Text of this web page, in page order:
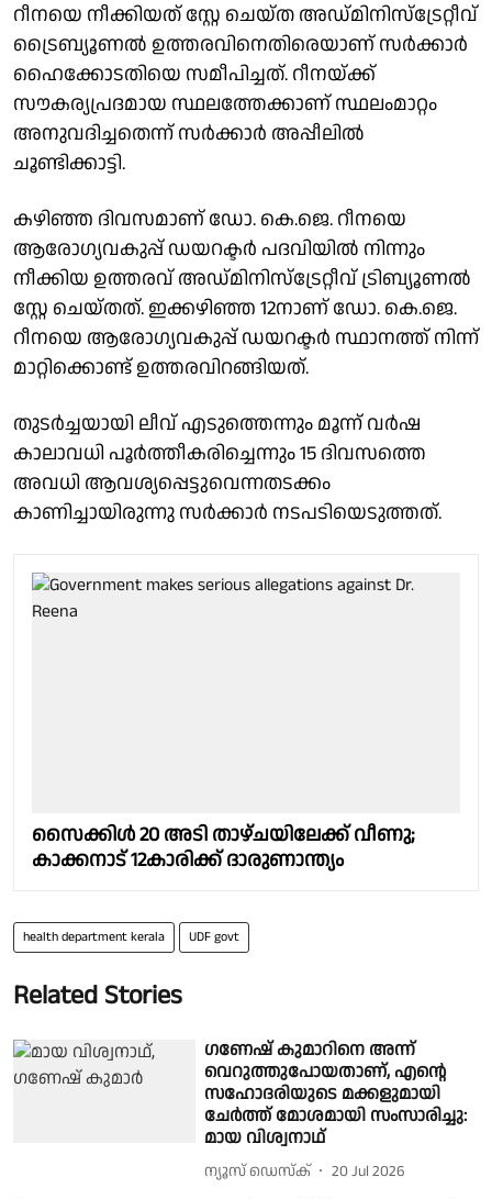
റീനയെ നീക്കിയത് സ്റ്റേ ചെയ്ത അഡ്മിനിസ്ട്രേറ്റീവ്
ട്രൈബ്യൂണൽ ഉത്തരവിനെതിരെയാണ് സർക്കാർ
ഹൈക്കോടതിയെ സമീപിച്ചത്. റീനയ്ക്ക്
സൗകര്യപ്രദമായ സ്ഥലത്തേക്കാണ് സ്ഥലംമാറ്റം
അനുവദിച്ചതെന്ന് സർക്കാർ അപ്പീലിൽ
ചൂണ്ടിക്കാട്ടി.
കഴിഞ്ഞ ദിവസമാണ് ഡോ. കെ.ജെ. റീനയെ
ആരോഗ്യവകുപ്പ് ഡയറക്ടർ പദവിയിൽ നിന്നും
നീക്കിയ ഉത്തരവ് അഡ്മിനിസ്ട്രേറ്റീവ് ട്രിബ്യൂണൽ
സ്റ്റേ ചെയ്തത്. ഇക്കഴിഞ്ഞ 12നാണ് ഡോ. കെ.ജെ.
റീനയെ ആരോഗ്യവകുപ്പ് ഡയറക്ടർ സ്ഥാനത്ത് നിന്ന്
മാറ്റിക്കൊണ്ട് ഉത്തരവിറങ്ങിയത്.
തുടര്‍ച്ചയായി ലീവ് എടുത്തെന്നും മൂന്ന് വര്‍ഷ
കാലാവധി പൂര്‍ത്തീകരിച്ചെന്നും 15 ദിവസത്തെ
അവധി ആവശ്യപ്പെട്ടുവെന്നതടക്കം
കാണിച്ചായിരുന്നു സര്‍ക്കാര്‍ നടപടിയെടുത്തത്.
സൈക്കിൾ 20 അടി താഴ്ചയിലേക്ക് വീണു;
കാക്കനാട് 12കാരിക്ക് ദാരുണാന്ത്യം
health department kerala UDF govt
Related Stories
ഗണേഷ് കുമാറിനെ അന്ന്
വെറുത്തുപോയതാണ്, എന്റെ
സഹോദരിയുടെ മക്കളുമായി
ചേർത്ത് മോശമായി സംസാരിച്ചു:
മായ വിശ്വനാഥ്
ന്യൂസ് ഡെസ്ക് 20 Jul 2026